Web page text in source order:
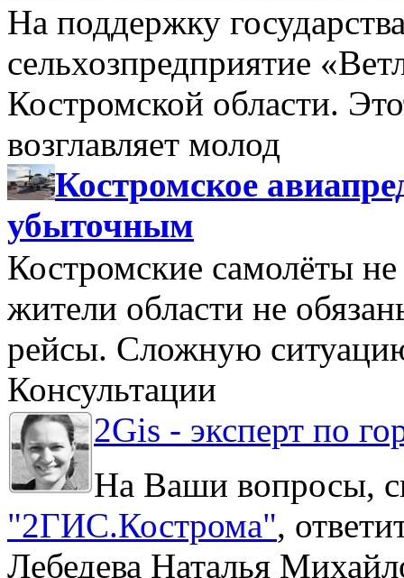
На поддержку
сельхозпредприятие
Костромской области.
возглавляет молод
Костромское
убыточным
Костромские самолёты
жители области не
рейсы. Сложную
Консультации
2Gis - эксперт по
На Ваши вопросы,
"2ГИС.Кострома",
Лебедева Наталья